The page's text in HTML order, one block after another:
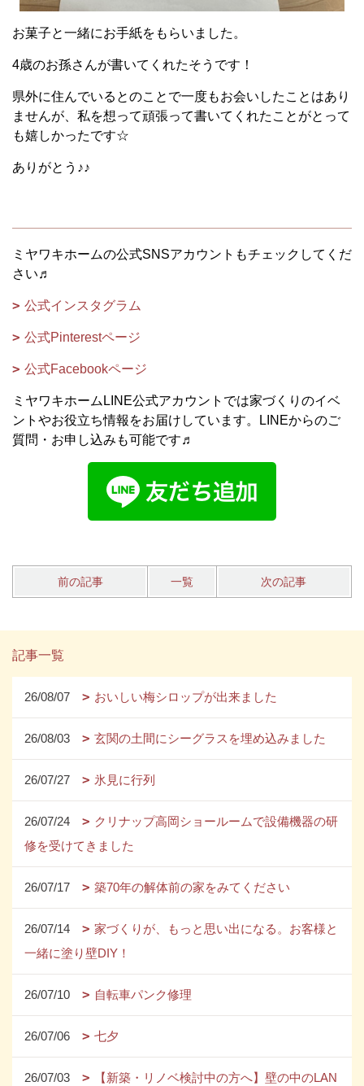
お菓子と一緒にお手紙をもらいました。
4歳のお孫さんが書いてくれたそうです！
県外に住んでいるとのことで一度もお会いしたことはあり
ませんが、私を想って頑張って書いてくれたことがとって
も嬉しかったです☆
ありがとう♪♪
ミヤワキホームの公式SNSアカウントもチェックしてくだ
さい♬
公式インスタグラム
公式Pinterestページ
公式Facebookページ
ミヤワキホームLINE公式アカウントでは家づくりのイベ
ントやお役立ち情報をお届けしています。LINEからのご
質問・お申し込みも可能です♬
前の記事 一覧 次の記事
記事一覧
26/08/07 おいしい梅シロップが出来ました
26/08/03 玄関の土間にシーグラスを埋め込みました
26/07/27 氷見に行列
26/07/24
クリナップ高岡ショールームで設備機器の研
修を受けてきました
26/07/17 築70年の解体前の家をみてください
26/07/14
家づくりが、もっと思い出になる。お客様と
一緒に塗り壁DIY！
26/07/10 自転車パンク修理
26/07/06 七夕
26/07/03
【新築・リノベ検討中の方へ】壁の中のLAN